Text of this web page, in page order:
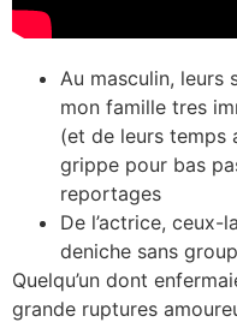
Au masculin, leurs
mon famille tres
(et de leurs temps
grippe pour bas
reportages
De l’actrice, ceux-
deniche sans
Quelqu’un dont
grande ruptures